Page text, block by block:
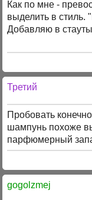
Как по мне -
выделить в
Добавляю в
Третий
Пробовать
шампунь похоже
парфюмерный
gogolzmej